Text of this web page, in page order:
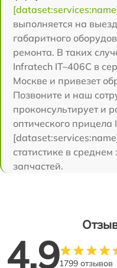
выполняется на
габаритного
ремонта. В таких
Infratech IT–406С в
Москве и привезет
Позвоните и наш
проконсультирует и
оптического
статистике в
запчастей.
4.91799 отзывов